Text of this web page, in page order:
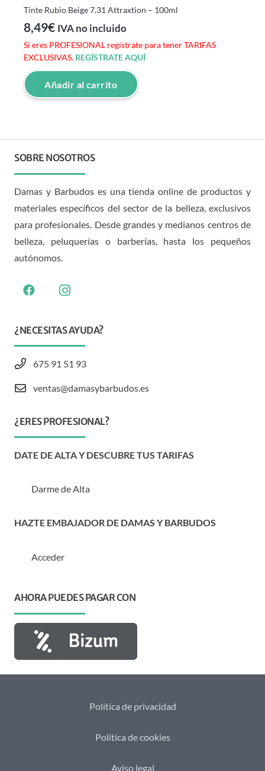
Tinte Rubio Beige 7.31 Attraxtion – 100ml
8,49€ IVA no incluido
Si eres PROFESIONAL regístrate para tener TARIFAS
EXCLUSIVAS. REGÍSTRATE AQUÍ
Añadir al carrito
SOBRE NOSOTROS
Damas y Barbudos es una tienda online de productos y
materiales específicos del sector de la belleza, exclusivos
para profesionales. Desde grandes y medianos centros de
belleza, peluquerías o barberías, hasta los pequeños
autónomos.
¿NECESITAS AYUDA?
675 91 51 93
ventas@damasybarbudos.es
¿ERES PROFESIONAL?
DATE DE ALTA Y DESCUBRE TUS TARIFAS
Darme de Alta
HAZTE EMBAJADOR DE DAMAS Y BARBUDOS
Acceder
AHORA PUEDES PAGAR CON
Política de privacidad
Política de cookies
Aviso legal